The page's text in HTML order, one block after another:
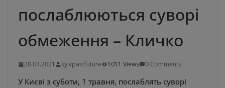
послаблюються суворі
обмеження – Кличко
28.04.2021 kyivpastfuture 1011 Views 0 Comments
У Києві з суботи, 1 травня, послаблять суворі